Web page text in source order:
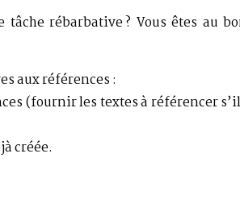
tâche rébarbative ? Vous êtes au
aux références :
(fournir les textes à référencer
créée.